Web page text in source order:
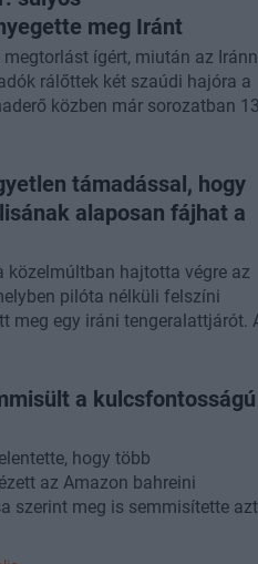
meg Iránt
ígért, miután az
rálőttek két szaúdi hajóra a
közben már sorozatban
támadással, hogy
alaposan fájhat a
közelmúltban hajtotta végre az
pilóta nélküli felszíni
meg egy iráni tengeralattjárót.
a kulcsfontosságú
hogy több
az Amazon bahreini
szerint meg is semmisítette
nem sikerült megerősíteni a